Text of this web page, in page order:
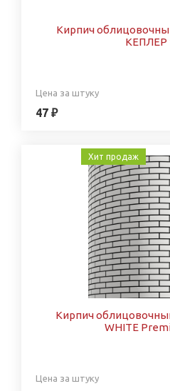
Кирпич
КЕПЛЕР
Цена за штуку
47 ₽
Хит продаж
Кирпич
WHITE
Цена за штуку